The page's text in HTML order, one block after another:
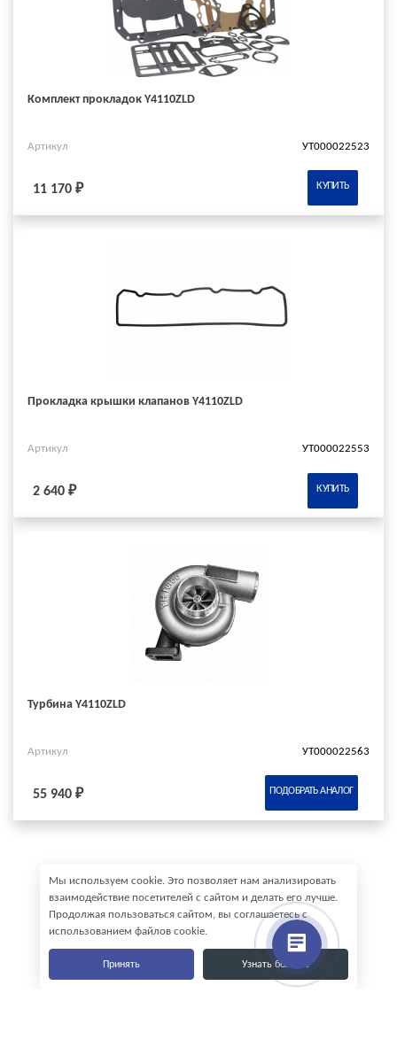
Комплект прокладок Y4110ZLD
Артикул УТ000022523
11 170 ₽ КУПИТЬ
Прокладка крышки клапанов Y4110ZLD
Артикул УТ000022553
2 640 ₽ КУПИТЬ
Турбина Y4110ZLD
Артикул УТ000022563
55 940 ₽ ПОДОБРАТЬ АНАЛОГ
Мы используем cookie. Это позволяет нам анализировать
взаимодействие посетителей с сайтом и делать его лучше.
Продолжая пользоваться сайтом, вы соглашаетесь с
использованием файлов cookie.
Принять Узнать больше